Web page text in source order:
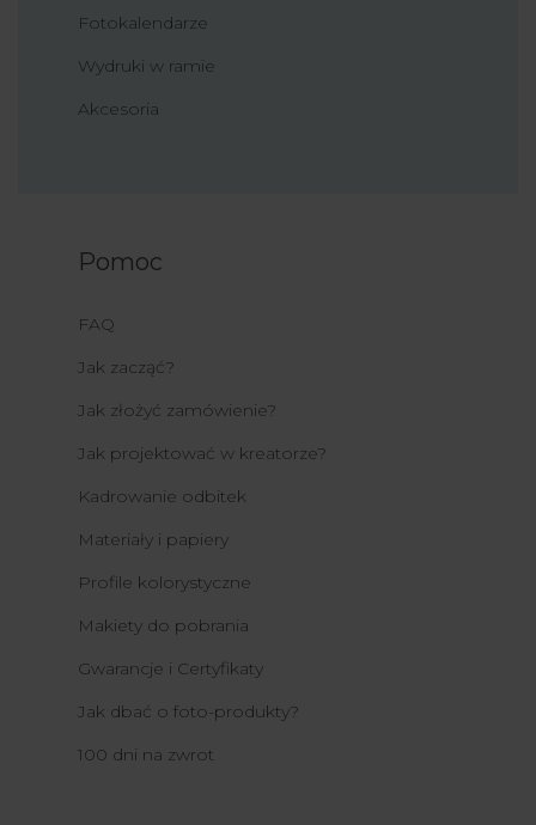
Fotokalendarze
Wydruki w ramie
Akcesoria
Pomoc
FAQ
Jak zacząć?
Jak złożyć zamówienie?
Jak projektować w kreatorze?
Kadrowanie odbitek
Materiały i papiery
Profile kolorystyczne
Makiety do pobrania
Gwarancje i Certyfikaty
Jak dbać o foto-produkty?
100 dni na zwrot